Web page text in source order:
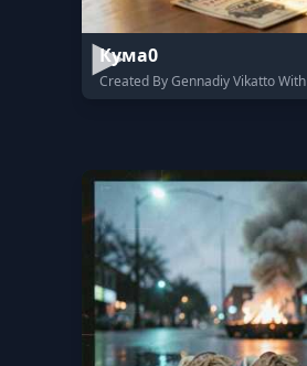
Кума0
Created By Gennadiy Vikatto With